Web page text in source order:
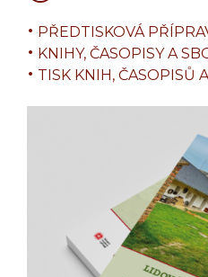
PŘEDTISKOVÁ
KNIHY, ČASOPISY A
TISK KNIH, ČASOPISŮ